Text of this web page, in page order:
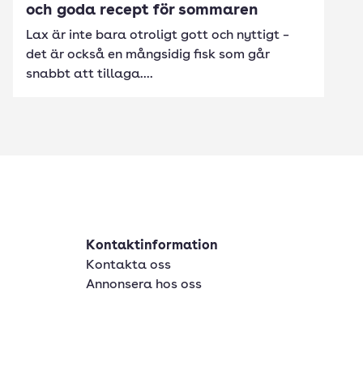
och goda recept för sommaren
Lax är inte bara otroligt gott och nyttigt –
det är också en mångsidig fisk som går
snabbt att tillaga....
Kontaktinformation
Kontakta oss
Annonsera hos oss